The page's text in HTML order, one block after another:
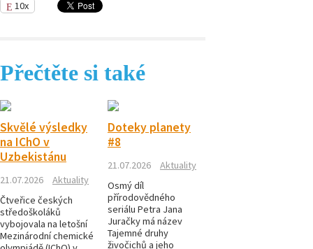
10x
Přečtěte si také
Skvělé výsledky
na IChO v
Uzbekistánu
21.07.2026
Aktuality
Čtveřice českých
středoškoláků
vybojovala na letošní
Mezinárodní chemické
Doteky planety
#8
21.07.2026
Aktuality
Osmý díl
přírodovědného
seriálu Petra Jana
Juračky má název
Tajemné druhy
živočichů a jeho